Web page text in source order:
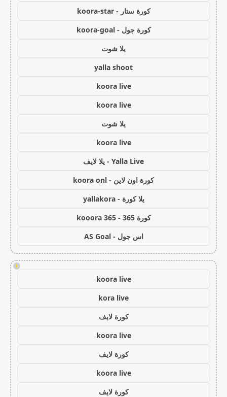
كورة ستار - koora-star
كورة جول - koora-goal
يلا شوت
yalla shoot
koora live
koora live
يلا شوت
koora live
Yalla Live - يلا لايف
كورة اون لاين - koora onl
يلا كورة - yallakora
كورة 365 - kooora 365
اس جول - AS Goal
!
koora live
kora live
كورة لايف
koora live
كورة لايف
koora live
كورة لايف